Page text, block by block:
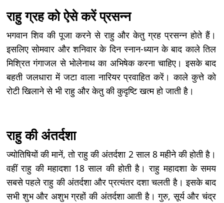
राहु ग्रह को ऐसे करें प्रसन्न
भगवान शिव की पूजा करने से राहु और केतु ग्रह प्रसन्न होते हैं।
इसलिए सोमवार और शनिवार के दिन स्नान-ध्यान के बाद काले तिल
मिश्रित गंगाजल से भोलेनाथ का अभिषेक करना चाहिए। इसके बाद
बहती जलधारा में जटा वाला नारियर प्रवाहित करें। काले कुत्ते को
रोटी खिलाने से भी राहु और केतु की कुदृष्टि खत्म हो जाती है।
राहु की अंतर्दशा
ज्योतिषियों की मानें, तो राहु की अंतर्दशा 2 साल 8 महीने की होती है।
वहीं राहु की महादशा 18 साल की होती है। राहु महादशा के समय
सबसे पहले राहु की अंतर्दशा और प्रत्यंतर दशा चलती है। इसके बाद
सभी शुभ और अशुभ ग्रहों की अंतर्दशा आती है। गुरु, सूर्य और चंद्र